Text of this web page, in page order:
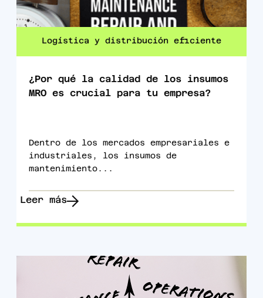
Logística y distribución eficiente
¿Por qué la calidad de los insumos
MRO es crucial para tu empresa?
Dentro de los mercados empresariales e
industriales, los insumos de
mantenimiento...
Leer más